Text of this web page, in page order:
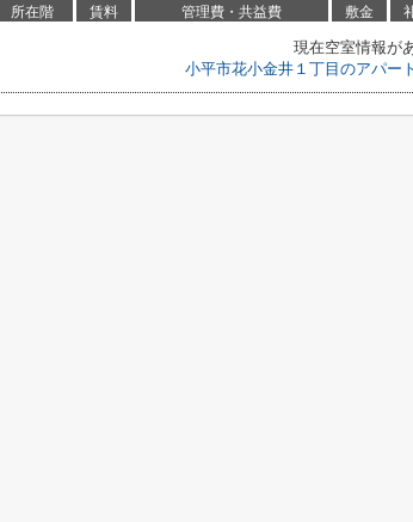
所在階 賃料 管理費・共益費 敷金
現在空室情報が
小平市花小金井１丁目のアパー